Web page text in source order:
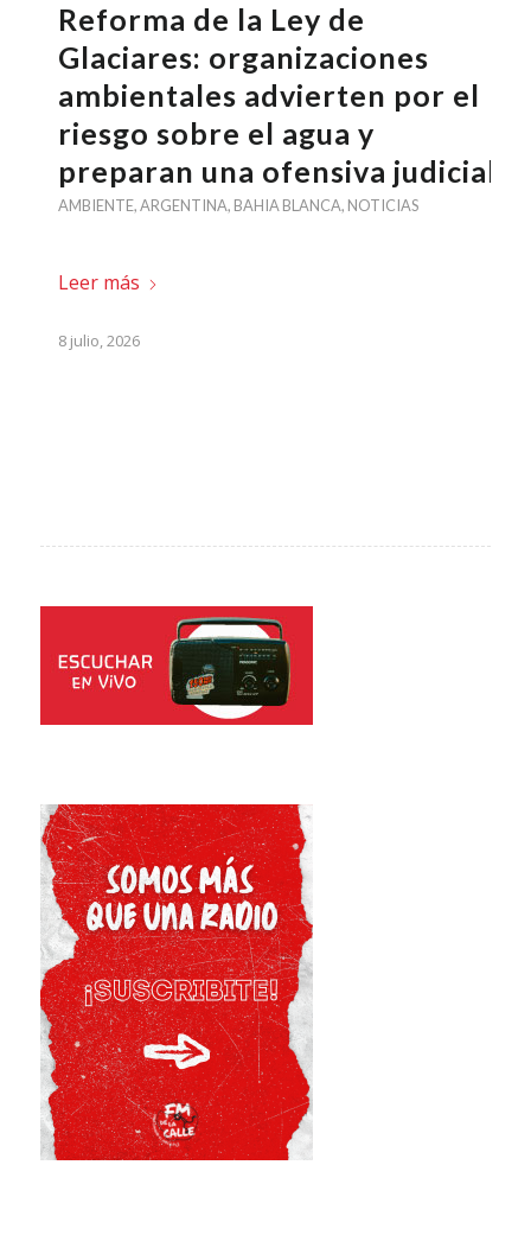
Reforma de la Ley de
Glaciares: organizaciones
ambientales advierten por el
riesgo sobre el agua y
preparan una ofensiva judicial
AMBIENTE,ARGENTINA, BAHIA BLANCA, NOTICIAS
Leer más
8 julio, 2026